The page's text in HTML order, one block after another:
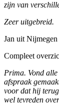
zijn van
Zeer uitgebreid.
Jan uit Nijmegen
Compleet
Prima. Vond
afspraak
voor dat hij
wel tevreden